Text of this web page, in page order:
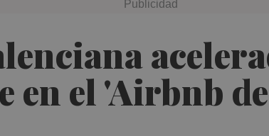
el 'Airbnb